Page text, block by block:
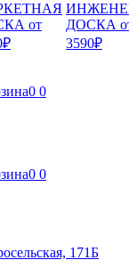
от
ДОСКА
3590₽
0 0
0 0
171Б